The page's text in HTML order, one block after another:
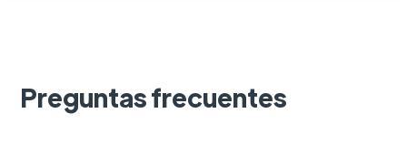
Preguntas frecuentes